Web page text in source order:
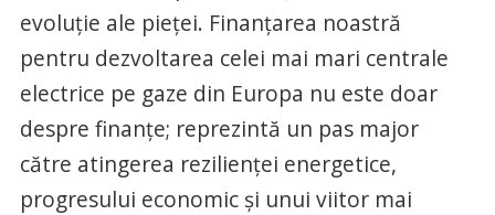
evoluție ale pieței. Finanțarea noastră
pentru dezvoltarea celei mai mari centrale
electrice pe gaze din Europa nu este doar
despre finanțe; reprezintă un pas major
către atingerea rezilienței energetice,
progresului economic și unui viitor mai